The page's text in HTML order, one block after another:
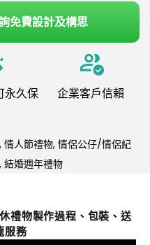
免費設計及構思
永久保
企業客戶信賴
, 情人節禮物, 情侶公仔/情侶紀
, 結婚週年禮物
物製作過程、包裝、送
服務